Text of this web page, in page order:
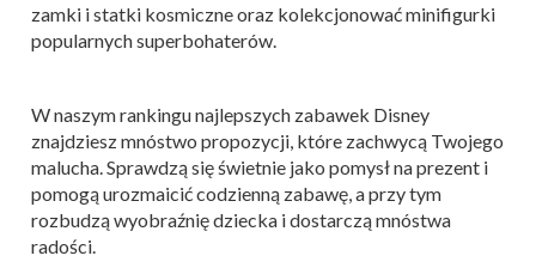
zamki i statki kosmiczne oraz kolekcjonować minifigurki
popularnych superbohaterów.
W naszym rankingu najlepszych zabawek Disney
znajdziesz mnóstwo propozycji, które zachwycą Twojego
malucha. Sprawdzą się świetnie jako pomysł na prezent i
pomogą urozmaicić codzienną zabawę, a przy tym
rozbudzą wyobraźnię dziecka i dostarczą mnóstwa
radości.